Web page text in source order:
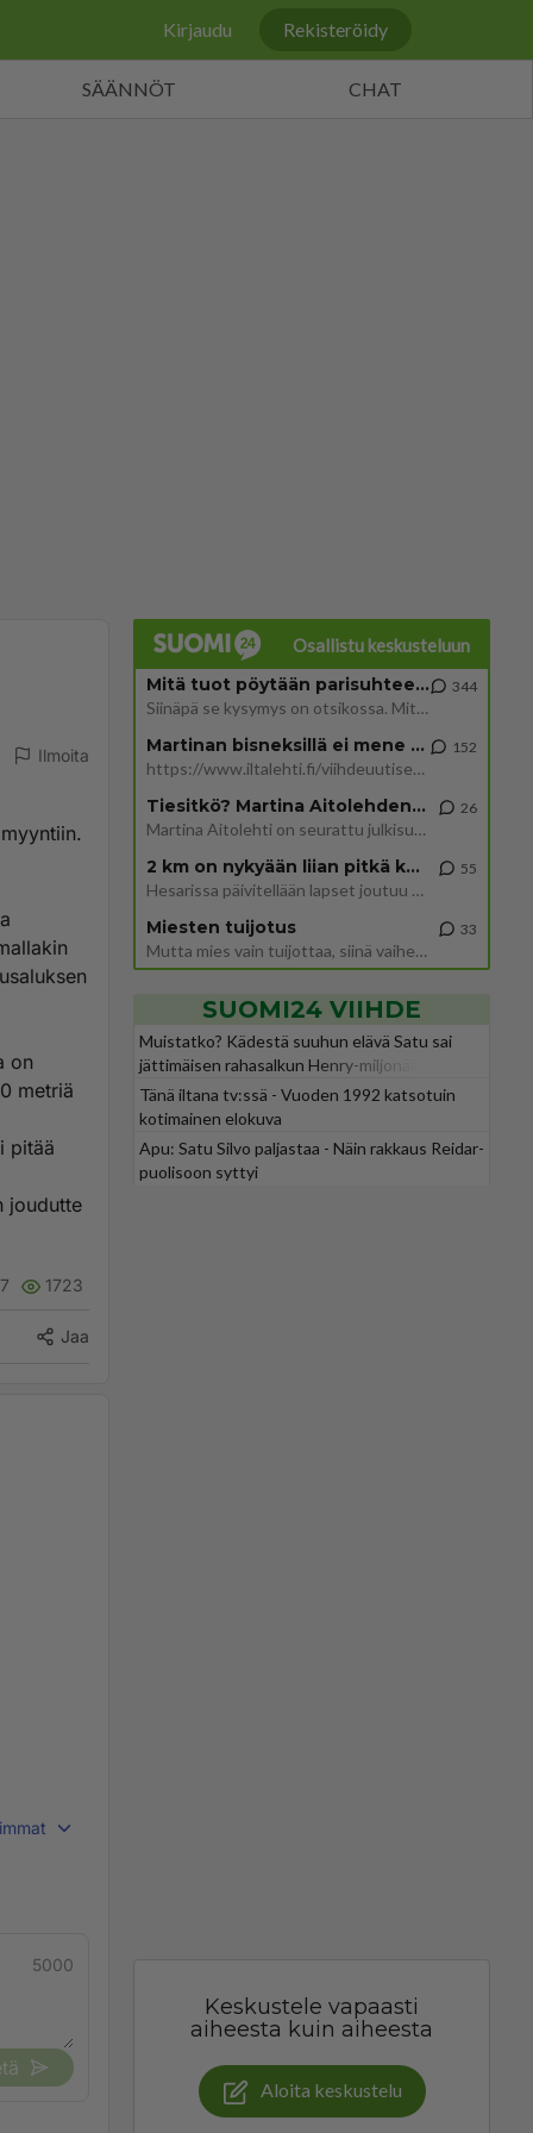
Kirjaudu Rekisteröidy
SÄÄNNÖT CHAT
Ilmoita
on
metriä
pitää
joudutte
1723
Jaa
5000
Osallistu keskusteluun
Mitä tuot pöytään parisuhteessa?
Siinäpä se kysymys on otsikossa. Mitäpä siis tuot/toisit pöytään parisuhteessa? Oletko mies vai nainen? Koetko sen mitä
344
Martinan bisneksillä ei mene hyvin
https://www.iltalehti.fi/viihdeuutiset/a/c46da6ab-340f-4790-aaa7-0865eed2336 Yrityksen konkurssihakemus on tullut kärä
152
Tiesitkö? Martina Aitolehden isäpuoli on tämä suosittu laulaja
Martina Aitolehti on seurattu julkisuuden henkilö. Lähipiiriin mahtuu muitakin tunnettuja henkilöitä. Tiesitkö, että Ma
26
2 km on nykyään liian pitkä koulumatka
Hesarissa päivitellään lapset joutuu nyt kulkemaan 2 km kouluun jösses. Ruostefillarilla tuo matka menee vaikka miten äk
55
Miesten tuijotus
Mutta mies vain tuijottaa, siinä vaiheessa käännän itse pään pois. Mikä juttu? Yleensä jos joku tuijottaa tai katsoo, hä
33
SUOMI24 VIIHDE
Muistatko? Kädestä suuhun elävä Satu sai
jättimäisen rahasalkun Henry-miljonääriltä
Tänä iltana tv:ssä - Vuoden 1992 katsotuin
kotimainen elokuva
Apu: Satu Silvo paljastaa - Näin rakkaus Reidar-
puolisoon syttyi
Keskustele vapaasti
aiheesta kuin aiheesta
Aloita keskustelu